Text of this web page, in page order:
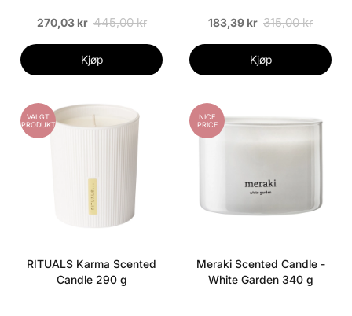
270,03 kr 445,00 kr
Kjøp
183,39 kr 315,00 kr
Kjøp
VALGT
PRODUKT
RITUALS Karma Scented
Candle 290 g
NICE
PRICE
Meraki Scented Candle -
White Garden 340 g